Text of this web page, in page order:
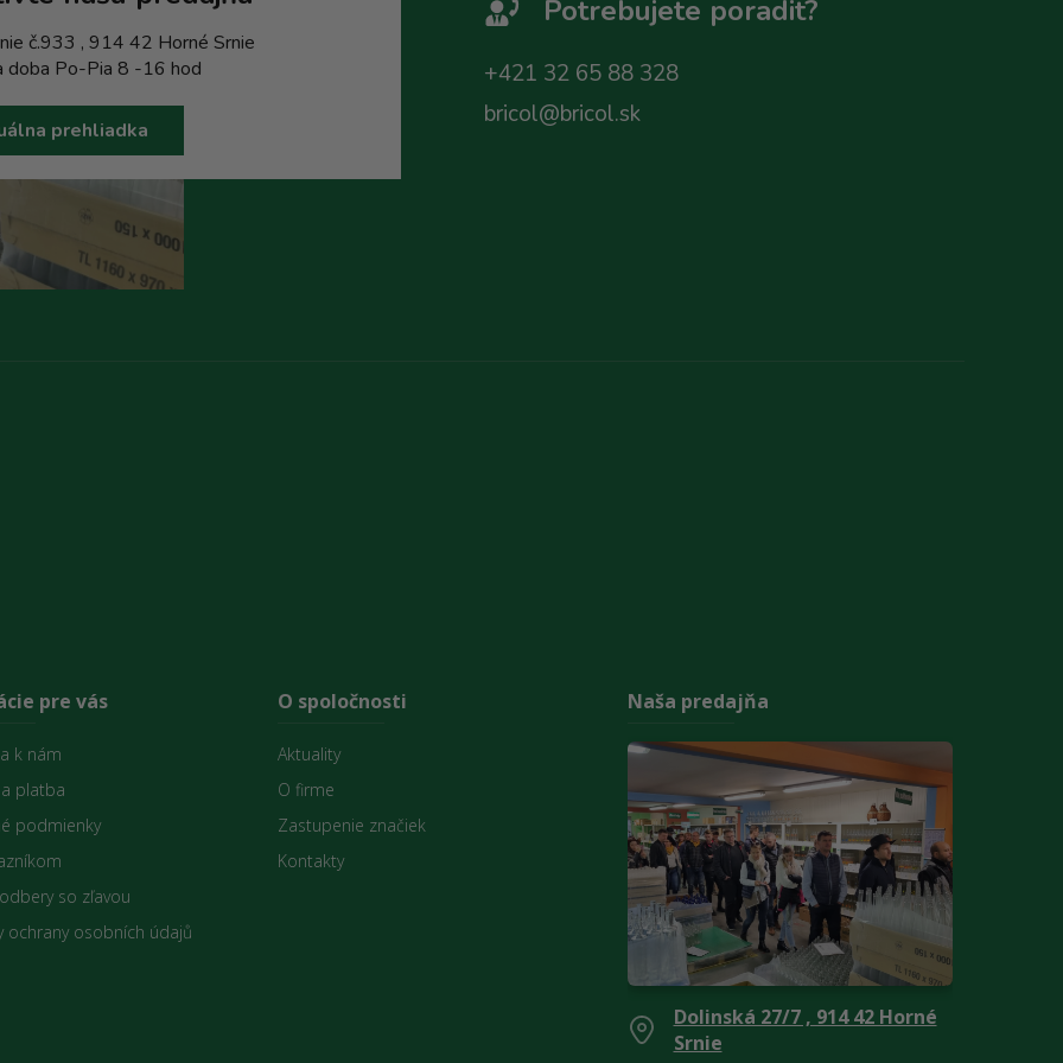
č.933 , 914 42 Horné Srnie
doba Po-Pia 8 -16 hod
prehliadka
Potrebujete poradit?
+421 32 65 88 328
bricol@bricol.sk
pre vás
k nám
platba
podmienky
so zľavou
ochrany osobních údajů
O spoločnosti
Aktuality
O firme
Zastupenie značiek
Kontakty
Naša predajňa
Dolinská 27/7 , 914 42 Horné
Srnie